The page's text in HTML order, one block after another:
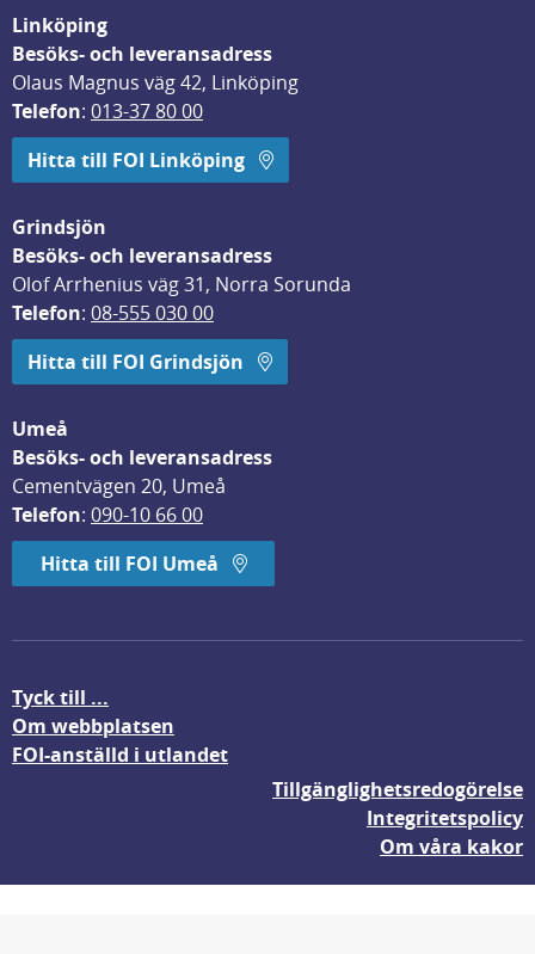
Linköping
Besöks- och leveransadress
Olaus Magnus väg 42, Linköping
Telefon: 013-37 80 00
Hitta till FOI Linköping
Grindsjön
Besöks- och leveransadress
Olof Arrhenius väg 31, Norra Sorunda
Telefon: 08-555 030 00
Hitta till FOI Grindsjön
Umeå
Besöks- och leveransadress
Cementvägen 20, Umeå
Telefon: 090-10 66 00
Hitta till FOI Umeå
Tyck till ...
Om webbplatsen
FOI-anställd i utlandet
Tillgänglighetsredogörelse
Integritetspolicy
Om våra kakor